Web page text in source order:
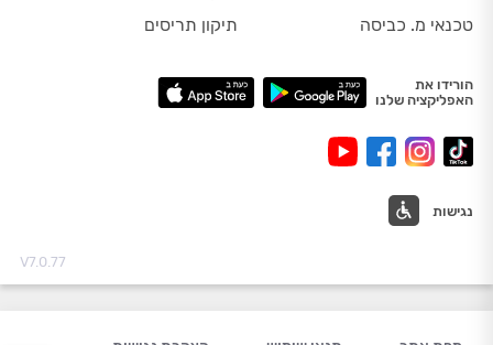
טכנאי מ. כביסה
תיקון תריסים
הורידו את
האפליקציה שלנו
נגישות
V7.0.77